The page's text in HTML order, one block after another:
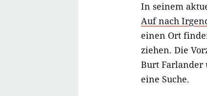
In seinem
Auf nach
einen Ort
ziehen. Die
Burt Farlander
eine Suche.